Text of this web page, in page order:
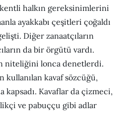
halkın gereksinimlerini
ayakkabı çeşitleri çoğaldı
Diğer zanaatçıların
da bir örgütü vardı.
niteliğini lonca denetlerdi.
kullanılan kavaf sözcüğü,
kapsadı. Kavaflar da çizmeci,
ve pabuççu gibi adlar